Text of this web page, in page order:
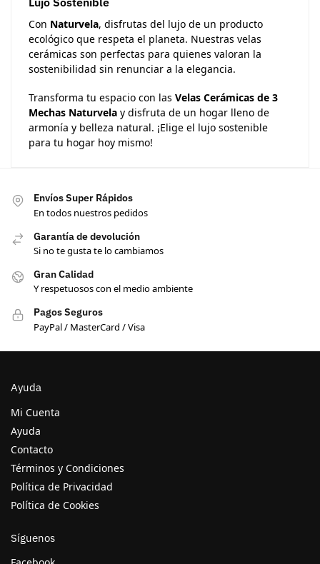
Con Naturvela, disfrutas del lujo de un producto
ecológico que respeta el planeta. Nuestras velas
cerámicas son perfectas para quienes valoran la
sostenibilidad sin renunciar a la elegancia.
Transforma tu espacio con las Velas Cerámicas de 3
Mechas Naturvela y disfruta de un hogar lleno de
armonía y belleza natural. ¡Elige el lujo sostenible
para tu hogar hoy mismo!
Envíos Super Rápidos
En todos nuestros pedidos
Garantía de devolución
Si no te gusta te lo cambiamos
Gran Calidad
Y respetuosos con el medio ambiente
Pagos Seguros
PayPal / MasterCard / Visa
Ayuda
Mi Cuenta
Ayuda
Contacto
Términos y Condiciones
Política de Privacidad
Política de Cookies
Síguenos